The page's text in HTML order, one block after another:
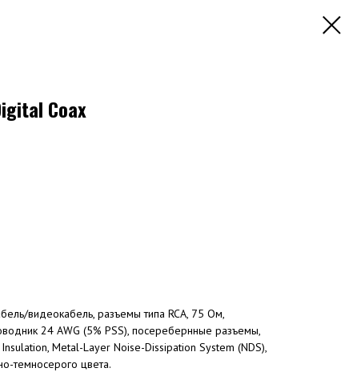
Coax
видеокабель, разъемы типа RCA, 75 Ом,
24 AWG (5% PSS), посеребернные разъемы,
Metal-Layer Noise-Dissipation System (NDS),
темносерого цвета.